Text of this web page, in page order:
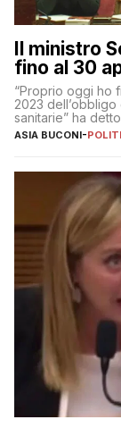
Il ministro
fino al 30
“Proprio oggi ho
2023
sanitarie” ha
ASIA BUCONI-